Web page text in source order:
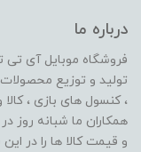
درباره ما
، کنسول های بازی ،
همکاران ما شبانه روز
و قیمت کالا ها را در این